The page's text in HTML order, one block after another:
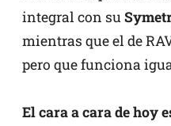
integral con su
mientras que el de
pero que funciona
El cara a cara de hoy